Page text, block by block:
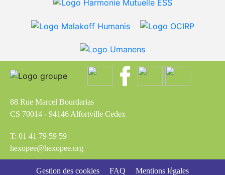
88 Rue Marcel Bourdarias
CS 70014 - 94146 Alfortville Cedex
T: 01 41 79 59 59
hexopee@hexopee.org
Gestion des cookies FAQ Mentions légales